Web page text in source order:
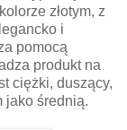
złotym, z
i
pomocą
produkt na
ciężki, duszący,
jako średnią.